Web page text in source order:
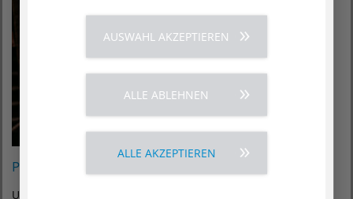
Prämenstruelles Syndrom – was ist das eigentlich?
Unter dem Prämenstruellen Syndrom (PMS) versteht man
AUSWAHL AKZEPTIEREN
ALLE ABLEHNEN
ALLE AKZEPTIEREN